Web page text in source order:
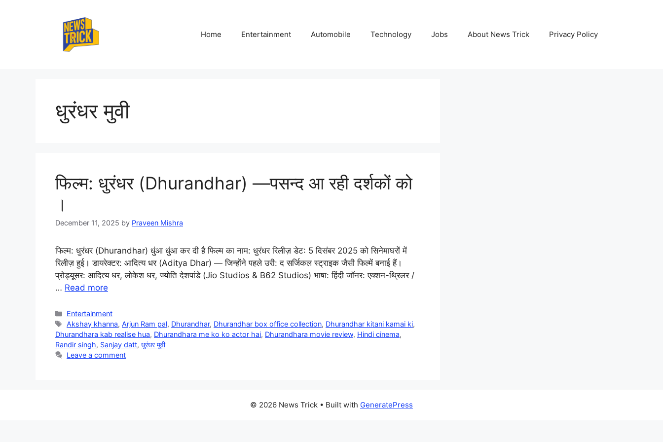
Home Entertainment Automobile Technology Jobs About News Trick Privacy Policy
धुरंधर मुवी
फिल्म: धुरंधर (Dhurandhar) —पसन्द आ रही दर्शकों को
।
December 11, 2025 by Praveen Mishra
फिल्म: धुरंधर (Dhurandhar) धुंआ धुंआ कर दी है फिल्म का नाम: धुरंधर रिलीज़ डेट: 5 दिसंबर 2025 को सिनेमाघरों में
रिलीज़ हुई। डायरेक्टर: आदित्य धर (Aditya Dhar) — जिन्होंने पहले उरी: द सर्जिकल स्ट्राइक जैसी फिल्में बनाई हैं।
प्रोड्यूसर: आदित्य धर, लोकेश धर, ज्योति देशपांडे (Jio Studios & B62 Studios) भाषा: हिंदी जॉनर: एक्शन-थ्रिलर /
… Read more
Categories
Entertainment
Tags
Akshay khanna,Arjun Ram pal, Dhurandhar, Dhurandhar box office collection, Dhurandhar kitani kamai ki,
Dhurandhara kab realise hua, Dhurandhara me ko ko actor hai, Dhurandhara movie review, Hindi cinema,
Randir singh, Sanjay datt, धुरंधर मुवी
Leave a comment
© 2026 News Trick • Built with GeneratePress